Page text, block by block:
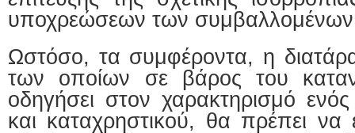
υποχρεώσεων των
Ωστόσο, τα συμφέροντα, η
των οποίων σε βάρος του
οδηγήσει στον χαρακτηρισμό
και καταχρηστικού, θα πρέπει να